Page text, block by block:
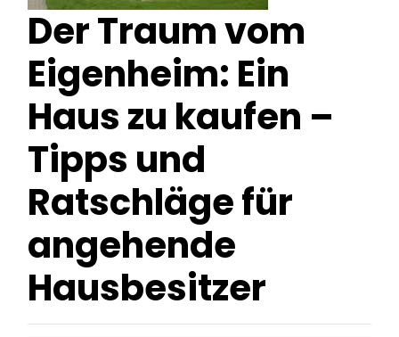
Der Traum vom
Eigenheim: Ein
Haus zu kaufen –
Tipps und
Ratschläge für
angehende
Hausbesitzer